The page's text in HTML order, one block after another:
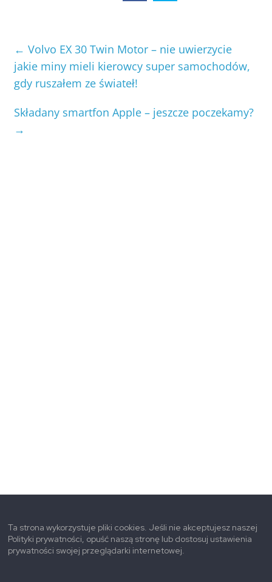
← Volvo EX 30 Twin Motor – nie uwierzycie
jakie miny mieli kierowcy super samochodów,
gdy ruszałem ze świateł!
Składany smartfon Apple – jeszcze poczekamy?
→
Ta strona wykorzystuje pliki cookies. Jeśli nie akceptujesz naszej
Polityki prywatności, opuść naszą stronę lub dostosuj ustawienia
prywatności swojej przeglądarki internetowej.